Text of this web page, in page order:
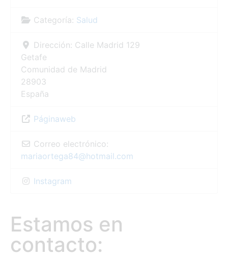
Categoría: Salud
Dirección: Calle Madrid 129
Getafe
Comunidad de Madrid
28903
España
Páginaweb
Correo electrónico:
mariaortega84@hotmail.com
Instagram
Estamos en
contacto: